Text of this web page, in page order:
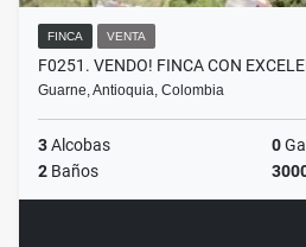
FINCA VENTA
F0251. VENDO! FINCA CON
Guarne, Antioquia, Colombia
3Alcobas 0
2 Baños